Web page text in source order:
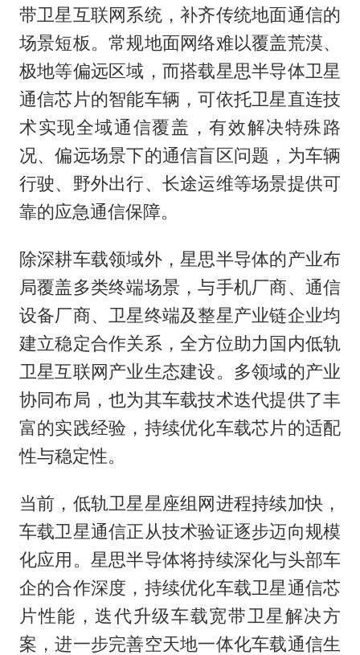
带卫星互联网系统，补齐传统地面通信的
场景短板。常规地面网络难以覆盖荒漠、
极地等偏远区域，而搭载星思半导体卫星
通信芯片的智能车辆，可依托卫星直连技
术实现全域通信覆盖，有效解决特殊路
况、偏远场景下的通信盲区问题，为车辆
行驶、野外出行、长途运维等场景提供可
靠的应急通信保障。
除深耕车载领域外，星思半导体的产业布
局覆盖多类终端场景，与手机厂商、通信
设备厂商、卫星终端及整星产业链企业均
建立稳定合作关系，全方位助力国内低轨
卫星互联网产业生态建设。多领域的产业
协同布局，也为其车载技术迭代提供了丰
富的实践经验，持续优化车载芯片的适配
性与稳定性。
当前，低轨卫星星座组网进程持续加快，
车载卫星通信正从技术验证逐步迈向规模
化应用。星思半导体将持续深化与头部车
企的合作深度，持续优化车载卫星通信芯
片性能，迭代升级车载宽带卫星解决方
案，进一步完善空天地一体化车载通信生